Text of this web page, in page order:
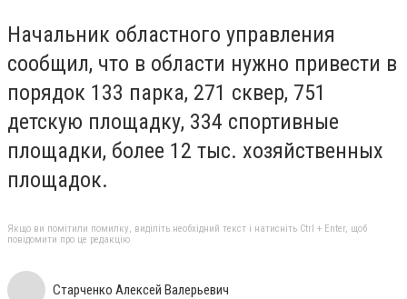
Начальник областного управления
сообщил, что в области нужно привести в
порядок 133 парка, 271 сквер, 751
детскую площадку, 334 спортивные
площадки, более 12 тыс. хозяйственных
площадок.
Якщо ви помітили помилку, виділіть необхідний текст і натисніть Ctrl + Enter, щоб
повідомити про це редакцію
Старченко Алексей Валерьевич